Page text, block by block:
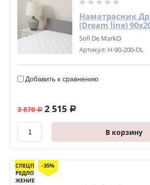
Наматрасник
(Dream line)
Sofi De MarkO
Артикул: Н-90-200-DL
Добавить к сравнению
3 870 a 2 515 a
В корзину
СПЕЦП
РЕДЛО
ЖЕНИЕ
-35%